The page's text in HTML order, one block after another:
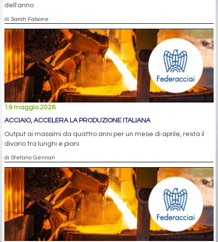
dell'anno
di Sarah Falsone
19 maggio 2026
ACCIAIO, ACCELERA LA PRODUZIONE ITALIANA
Output ai massimi da quattro anni per un mese di aprile, resta il
divario tra lunghi e piani
di Stefano Gennari